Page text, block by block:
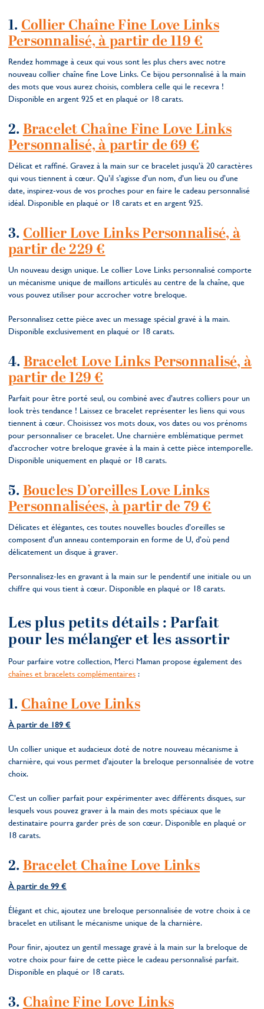
1.Collier Chaîne Fine Love Links
Personnalisé, à partir de 119 €
Rendez hommage à ceux qui vous sont les plus chers avec notre
nouveau collier chaîne fine Love Links. Ce bijou personnalisé à la main
des mots que vous aurez choisis, comblera celle qui le recevra !
Disponible en argent 925 et en plaqué or 18 carats.
2.Bracelet Chaîne Fine Love Links
Personnalisé, à partir de 69 €
Délicat et raffiné. Gravez à la main sur ce bracelet jusqu’à 20 caractères
qui vous tiennent à cœur. Qu’il s’agisse d’un nom, d’un lieu ou d’une
date, inspirez-vous de vos proches pour en faire le cadeau personnalisé
idéal. Disponible en plaqué or 18 carats et en argent 925.
3.Collier Love Links Personnalisé, à
partir de 229 €
Un nouveau design unique. Le collier Love Links personnalisé comporte
un mécanisme unique de maillons articulés au centre de la chaîne, que
vous pouvez utiliser pour accrocher votre breloque.
Personnalisez cette pièce avec un message spécial gravé à la main.
Disponible exclusivement en plaqué or 18 carats.
4.Bracelet Love Links Personnalisé, à
partir de 129 €
Parfait pour être porté seul, ou combiné avec d’autres colliers pour un
look très tendance ! Laissez ce bracelet représenter les liens qui vous
tiennent à cœur. Choisissez vos mots doux, vos dates ou vos prénoms
pour personnaliser ce bracelet. Une charnière emblématique permet
d’accrocher votre breloque gravée à la main à cette pièce intemporelle.
Disponible uniquement en plaqué or 18 carats.
5.Boucles D’oreilles Love Links
Personnalisées, à partir de 79 €
Délicates et élégantes, ces toutes nouvelles boucles d’oreilles se
composent d’un anneau contemporain en forme de U, d’où pend
délicatement un disque à graver.
Personnalisez-les en gravant à la main sur le pendentif une initiale ou un
chiffre qui vous tient à cœur. Disponible en plaqué or 18 carats.
Les plus petits détails : Parfait
pour les mélanger et les assortir
Pour parfaire votre collection, Merci Maman propose également des
chaînes et bracelets complémentaires :
1.Chaîne Love Links
À partir de 189 €
Un collier unique et audacieux doté de notre nouveau mécanisme à
charnière, qui vous permet d’ajouter la breloque personnalisée de votre
choix.
C’est un collier parfait pour expérimenter avec différents disques, sur
lesquels vous pouvez graver à la main des mots spéciaux que le
destinataire pourra garder près de son cœur. Disponible en plaqué or
18 carats.
2.Bracelet Chaîne Love Links
À partir de 99 €
Élégant et chic, ajoutez une breloque personnalisée de votre choix à ce
bracelet en utilisant le mécanisme unique de la charnière.
Pour finir, ajoutez un gentil message gravé à la main sur la breloque de
votre choix pour faire de cette pièce le cadeau personnalisé parfait.
Disponible en plaqué or 18 carats.
3.Chaîne Fine Love Links